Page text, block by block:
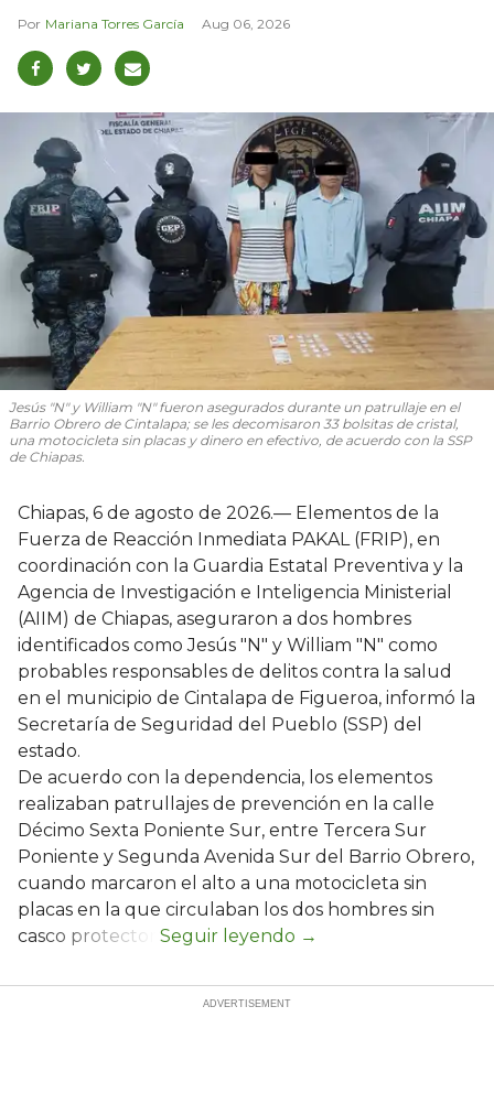
Mariana Torres García Aug 06, 2026
Jesús "N" y William "N" fueron asegurados durante un patrullaje en el
Barrio Obrero de Cintalapa; se les decomisaron 33 bolsitas de cristal,
una motocicleta sin placas y dinero en efectivo, de acuerdo con la SSP
de Chiapas.
Chiapas, 6 de agosto de 2026.— Elementos de la
Fuerza de Reacción Inmediata PAKAL (FRIP), en
coordinación con la Guardia Estatal Preventiva y la
Agencia de Investigación e Inteligencia Ministerial
(AIIM) de Chiapas, aseguraron a dos hombres
identificados como Jesús "N" y William "N" como
probables responsables de delitos contra la salud
en el municipio de Cintalapa de Figueroa, informó la
Secretaría de Seguridad del Pueblo (SSP) del
estado.
De acuerdo con la dependencia, los elementos
realizaban patrullajes de prevención en la calle
Décimo Sexta Poniente Sur, entre Tercera Sur
Poniente y Segunda Avenida Sur del Barrio Obrero,
cuando marcaron el alto a una motocicleta sin
placas en la que circulaban los dos hombres sin
casco protector.